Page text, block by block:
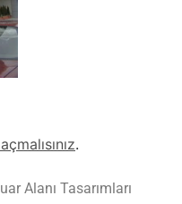
.
Alanı Tasarımları